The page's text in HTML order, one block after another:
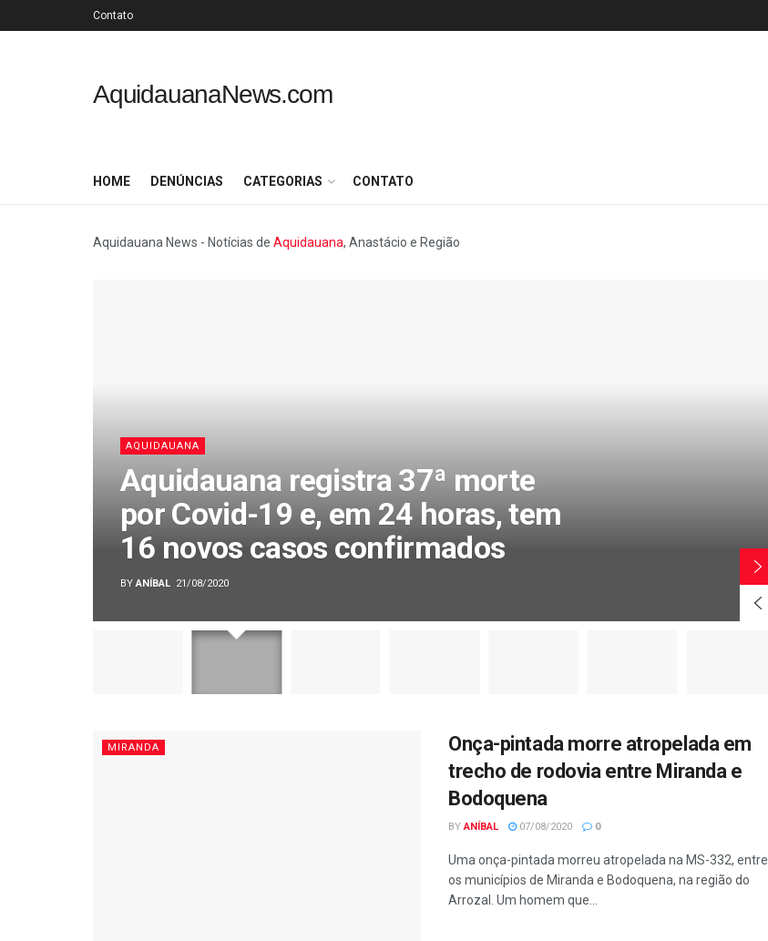
Contato
AquidauanaNews.com
HOME DENÚNCIAS CATEGORIAS CONTATO
Aquidauana News - Notícias de Aquidauana, Anastácio e Região
AQUIDAUANA
Aquidauana registra 37ª morte
por Covid-19 e, em 24 horas, tem
16 novos casos confirmados
BYANÍBAL 21/08/2020
MIRANDA
Onça-pintada morre atropelada em
trecho de rodovia entre Miranda e
Bodoquena
BY ANÍBAL 07/08/2020 0
Uma onça-pintada morreu atropelada na MS-332, entre
os municípios de Miranda e Bodoquena, na região do
Arrozal. Um homem que...